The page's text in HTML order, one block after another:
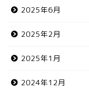
2025年6月
2025年2月
2025年1月
2024年12月